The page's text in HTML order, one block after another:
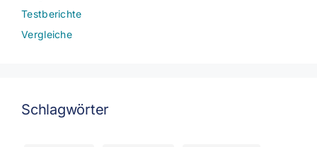
Testberichte
Vergleiche
Schlagwörter